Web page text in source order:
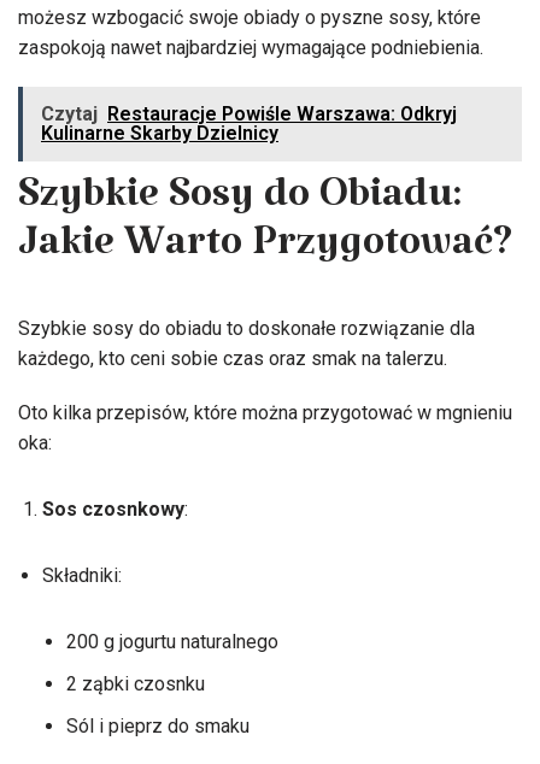
możesz wzbogacić swoje obiady o pyszne sosy, które
zaspokoją nawet najbardziej wymagające podniebienia.
Czytaj Restauracje Powiśle Warszawa: Odkryj
Kulinarne Skarby Dzielnicy
Szybkie Sosy do Obiadu:
Jakie Warto Przygotować?
Szybkie sosy do obiadu to doskonałe rozwiązanie dla
każdego, kto ceni sobie czas oraz smak na talerzu.
Oto kilka przepisów, które można przygotować w mgnieniu
oka:
Sos czosnkowy:
Składniki:
200 g jogurtu naturalnego
2 ząbki czosnku
Sól i pieprz do smaku